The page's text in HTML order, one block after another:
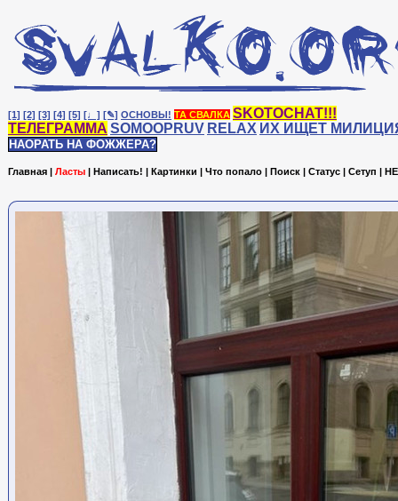
[1] [2] [3] [4] [5] [♩] [✎] ОСНОВЫ! ТА СВАЛКА SKOTOCHAT!!!
ТЕЛЕГРАММА SOMOOPRUV RELAX ИХ ИЩЕТ
НАОРАТЬ НА ФОЖЖЕРА?
Главная | Ласты | Написать! | Картинки | Что попало | Поиск | Статус | Сетуп |